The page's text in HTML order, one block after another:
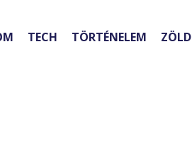
TECH TÖRTÉNELEM ZÖLD